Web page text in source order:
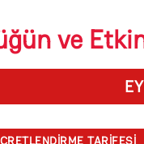
ve
TARIFESI